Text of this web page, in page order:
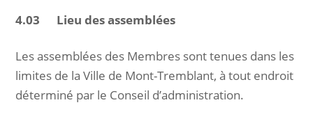
4.03 Lieu des assemblées
Les assemblées des Membres sont tenues dans les
limites de la Ville de Mont-Tremblant, à tout endroit
déterminé par le Conseil d’administration.